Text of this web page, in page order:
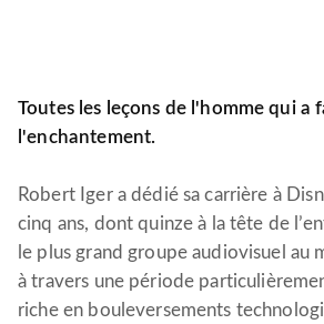
Toutes les leçons de l'homme qui a
l'enchantement.
Robert Iger a dédié sa carrière à
cinq ans, dont quinze à la tête de
le plus grand groupe audiovisuel au
à travers une période
riche en bouleversements